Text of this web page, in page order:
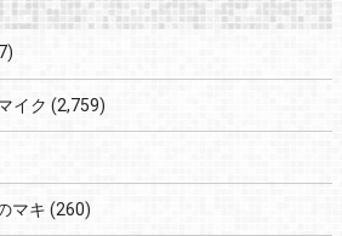
イク (2,759)
マキ (260)